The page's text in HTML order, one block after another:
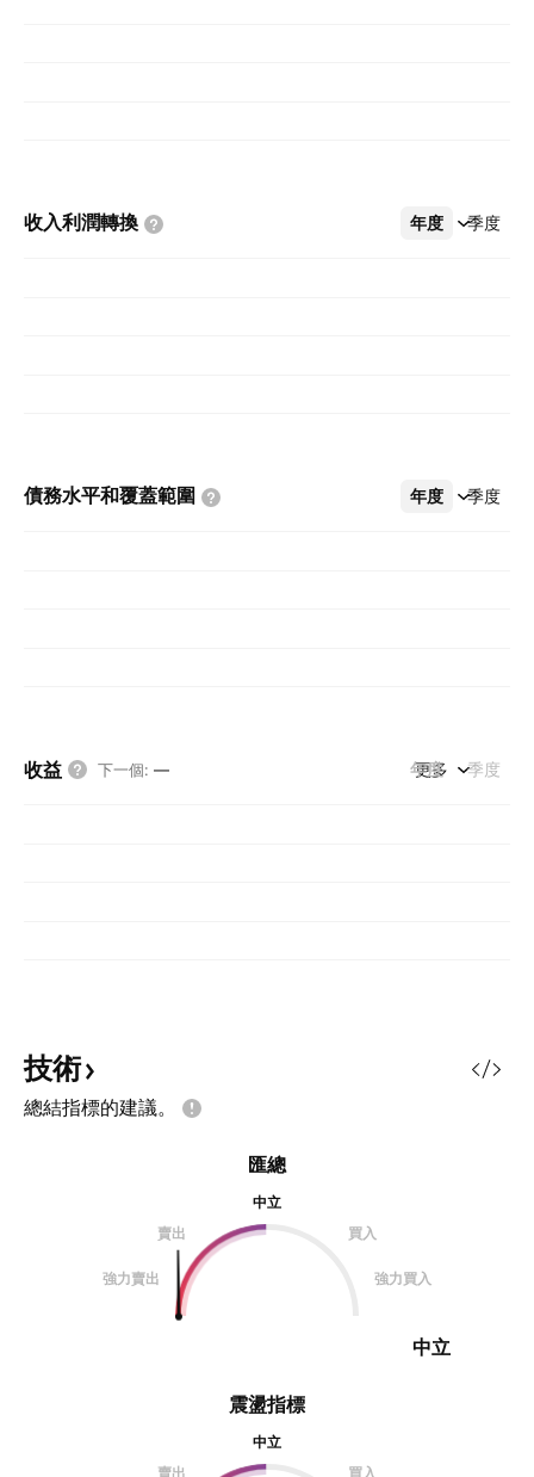
收入利潤轉換 年度 季度
更多
債務水平和覆蓋範圍 年度 季度
更多
收益 下一個: — 年度 季度
更多
技術
總結指標的建議。
震盪指標
中立
賣出
買入
匯總
中立
賣出
買入
強力賣出 強力買入
中立